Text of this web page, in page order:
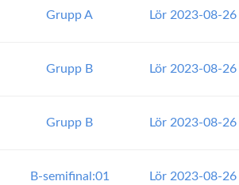
Grupp A Lör 2023-08-26
Grupp B Lör 2023-08-26
Grupp B Lör 2023-08-26
B-semifinal:01 Lör 2023-08-26